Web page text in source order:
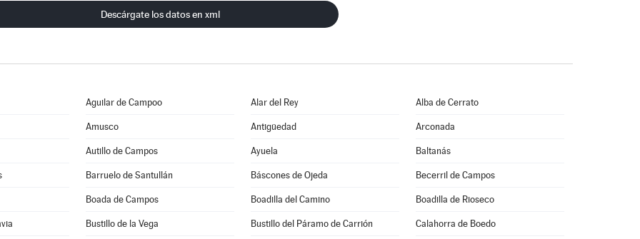
Descárgate los datos en xml
Aguilar de Campoo Alar del Rey Alba de Cerrato
Amusco Antigüedad Arconada
Autillo de Campos Ayuela Baltanás
Barruelo de Santullán Báscones de Ojeda Becerril de Campos
Boada de Campos Boadilla del Camino Boadilla de Rioseco
Bustillo de la Vega Bustillo del Páramo de Carrión Calahorra de Boedo